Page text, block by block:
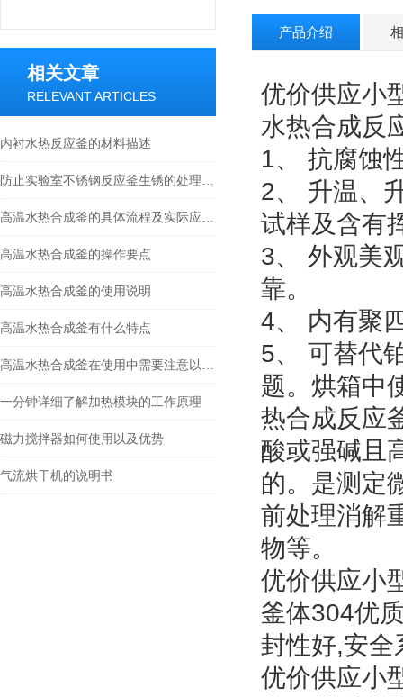
相关文章
RELEVANT ARTICLES
内衬水热反应釜的材料描述
高温水热合成釜的操作要点
高温水热合成釜的使用说明
高温水热合成釜有什么特点
一分钟详细了解加热模块的工作原理
磁力搅拌器如何使用以及优势
气流烘干机的说明书
产品介绍
优价供应小
水热合成反
1、 抗腐蚀
2、 升温、
试样及含有
3、 外观美
靠。
4、 内有聚
5、 可替代
题。烘箱中
热合成反应
酸或强碱且
的。是测定
前处理消解
物等。
优价供应小
釜体304优
封性好,安全
优价供应小